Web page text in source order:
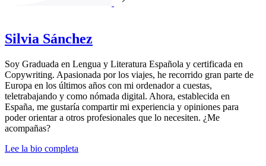
Silvia Sánchez
Soy Graduada en Lengua y Literatura Española y certificada en
Copywriting. Apasionada por los viajes, he recorrido gran parte de
Europa en los últimos años con mi ordenador a cuestas,
teletrabajando y como nómada digital. Ahora, establecida en
España, me gustaría compartir mi experiencia y opiniones para
poder orientar a otros profesionales que lo necesiten. ¿Me
acompañas?
Lee la bio completa